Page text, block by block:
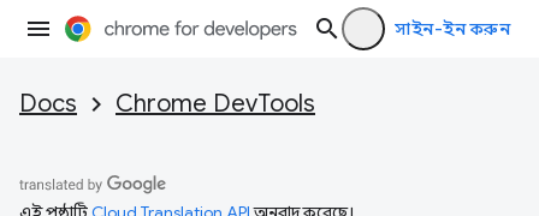
সাইন-ইন করুন
Docs Chrome DevTools